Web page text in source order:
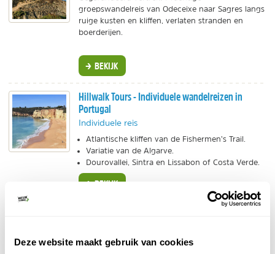
Deze website maakt gebruik van cookies
groepswandelreis van Odeceixe naar Sagres langs
ruige kusten en kliffen, verlaten stranden en
boerderijen.
BEKIJK
Hillwalk Tours - Individuele wandelreizen in
Portugal
Individuele reis
Atlantische kliffen van de Fishermen’s Trail.
Variatie van de Algarve.
Dourovallei, Sintra en Lissabon of Costa Verde.
BEKIJK
Met meditaties, wildplukken en verblijf op